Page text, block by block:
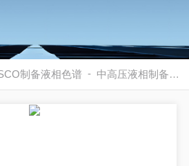
制备液相色谱 - 中高压液相制备色谱一体机